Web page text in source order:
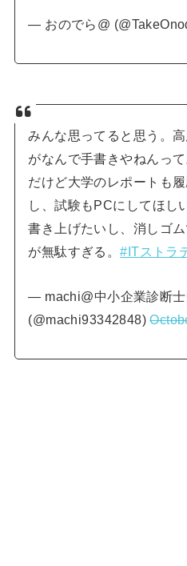
— おのでら@
みんな思ってると思う。
がなんで手書きやねんっ
だけど大学のレポートも
し、試験もPCにしてほし
書き上げたいし、消しゴ
が無駄すぎる。#ITストラ
— machi@中小企業診断
(@machi93342848)